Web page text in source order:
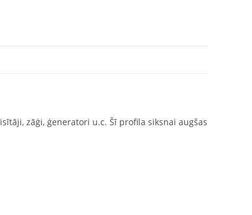
zāģi, ģeneratori u.c. Šī profila siksnai augšas